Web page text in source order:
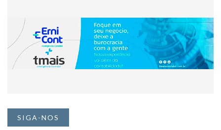
SIGA-NOS